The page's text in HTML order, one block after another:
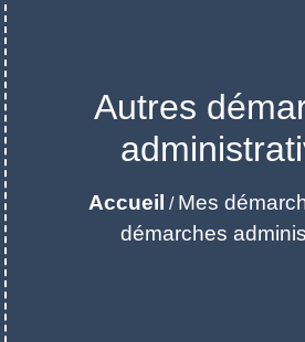
Autres
Accueil / Mes
démarches